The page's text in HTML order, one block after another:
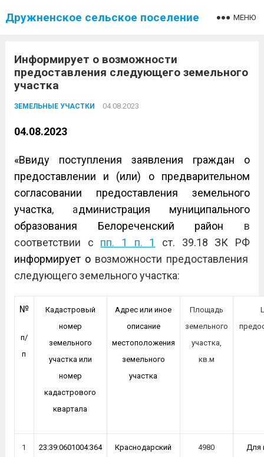
Дружненское сельское поселение МЕНЮ
Информирует о возможности
предоставления следующего земельного
участка
ЗЕМЕЛЬНЫЕ УЧАСТКИ 04.08.2023
04.08.2023
«Ввиду поступления заявления граждан о
предоставлении и (или) о предварительном
согласовании предоставления земельного
участка, администрация муниципального
образования Белореченский район в
соответствии с пп. 1 п. 1
ст. 39.18 ЗК РФ
информирует о возможности предоставления
следующего земельного участка:
№
п/
п
Кадастровый
номер
земельного
участка или
номер
кадастрового
квартала
Адрес или иное
описание
местоположения
земельного
участка
Площадь
земельного
участка,
кв.м
1 23:39:0601004:364
Краснодарский
4980
Для